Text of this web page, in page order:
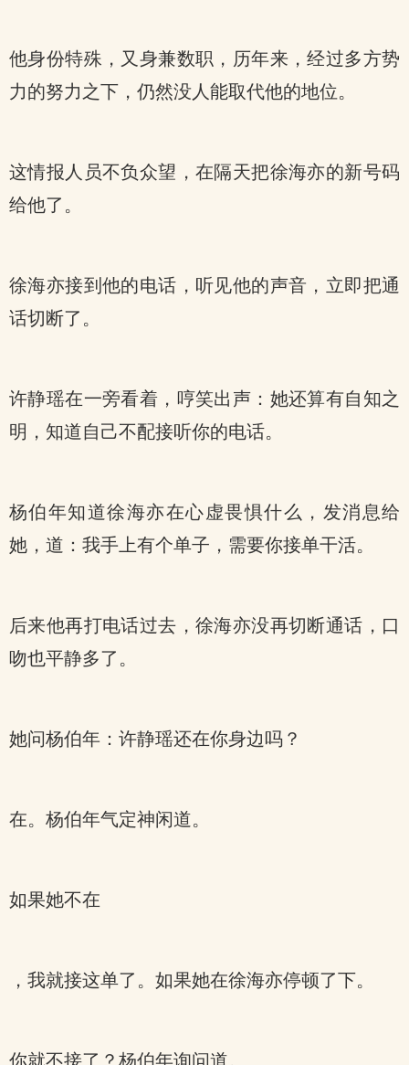
他身份特殊，又身兼数职，历年来，经过多方势
力的努力之下，仍然没人能取代他的地位。
这情报人员不负众望，在隔天把徐海亦的新号码
给他了。
徐海亦接到他的电话，听见他的声音，立即把通
话切断了。
许静瑶在一旁看着，哼笑出声：她还算有自知之
明，知道自己不配接听你的电话。
杨伯年知道徐海亦在心虚畏惧什么，发消息给
她，道：我手上有个单子，需要你接单干活。
后来他再打电话过去，徐海亦没再切断通话，口
吻也平静多了。
她问杨伯年：许静瑶还在你身边吗？
在。杨伯年气定神闲道。
如果她不在
，我就接这单了。如果她在徐海亦停顿了下。
你就不接了？杨伯年询问道。